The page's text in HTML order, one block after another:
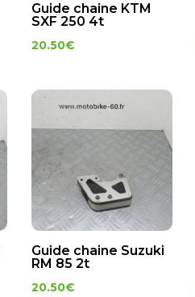
Guide chaine KTM
SXF 250 4t
20.50€
Guide chaine Suzuki
RM 85 2t
20.50€